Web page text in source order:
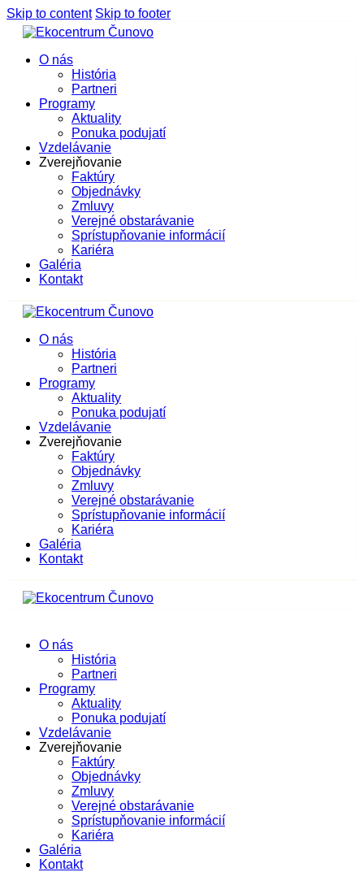
Skip to content Skip to footer
O nás
História
Partneri
Programy
Aktuality
Ponuka podujatí
Vzdelávanie
Zverejňovanie
Faktúry
Objednávky
Zmluvy
Verejné obstarávanie
Sprístupňovanie informácií
Kariéra
Galéria
Kontakt
O nás
História
Partneri
Programy
Aktuality
Ponuka podujatí
Vzdelávanie
Zverejňovanie
Faktúry
Objednávky
Zmluvy
Verejné obstarávanie
Sprístupňovanie informácií
Kariéra
Galéria
Kontakt
O nás
História
Partneri
Programy
Aktuality
Ponuka podujatí
Vzdelávanie
Zverejňovanie
Faktúry
Objednávky
Zmluvy
Verejné obstarávanie
Sprístupňovanie informácií
Kariéra
Galéria
Kontakt